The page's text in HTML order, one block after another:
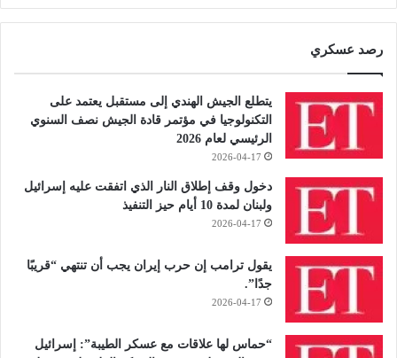
رصد عسكري
يتطلع الجيش الهندي إلى مستقبل يعتمد على
التكنولوجيا في مؤتمر قادة الجيش نصف السنوي
الرئيسي لعام 2026
2026-04-17
دخول وقف إطلاق النار الذي اتفقت عليه إسرائيل
ولبنان لمدة 10 أيام حيز التنفيذ
2026-04-17
يقول ترامب إن حرب إيران يجب أن تنتهي “قريبًا
جدًا”.
2026-04-17
“حماس لها علاقات مع عسكر الطيبة”: إسرائيل